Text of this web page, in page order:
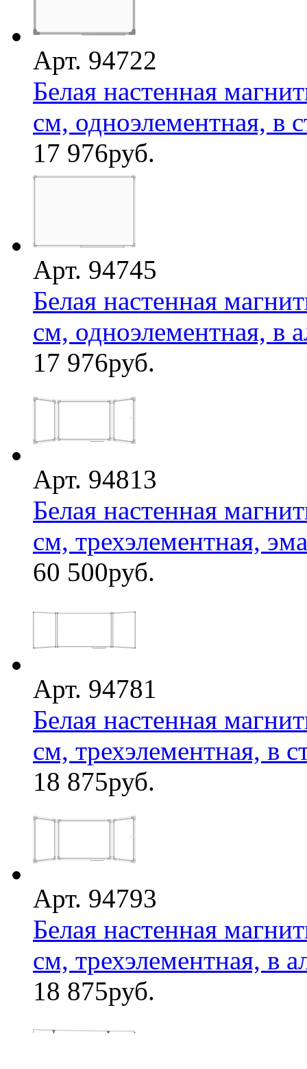
Арт. 94722
Белая настенная
см, одноэлементная, в
17 976руб.
Арт. 94745
Белая настенная
см, одноэлементная, в
17 976руб.
Арт. 94813
Белая настенная
см, трехэлементная,
60 500руб.
Арт. 94781
Белая настенная
см, трехэлементная, в
18 875руб.
Арт. 94793
Белая настенная
см, трехэлементная, в
18 875руб.